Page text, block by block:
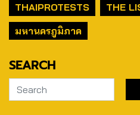
THAIPROTESTS
THE
มหานครภูมิภาค
SEARCH